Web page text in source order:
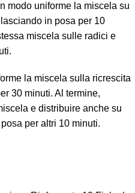
modo uniforme la miscela su
in posa per 10
miscela sulle radici e
la miscela sulla ricrescita
30 minuti. Al termine,
e distribuire anche su
per altri 10 minuti.